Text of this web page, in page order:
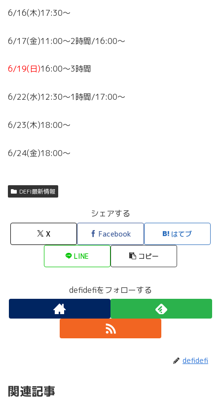
6/16(木)17:30～
6/17(金)11:00～2時間/16:00～
6/19(日)16:00～3時間
6/22(水)12:30～1時間/17:00～
6/23(木)18:00～
6/24(金)18:00～
DEFI最新情報
シェアする
X Facebook はてブ
LINE コピー
defidefiをフォローする
defidefi
関連記事